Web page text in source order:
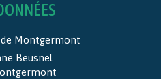
Montgermont
Beusnel